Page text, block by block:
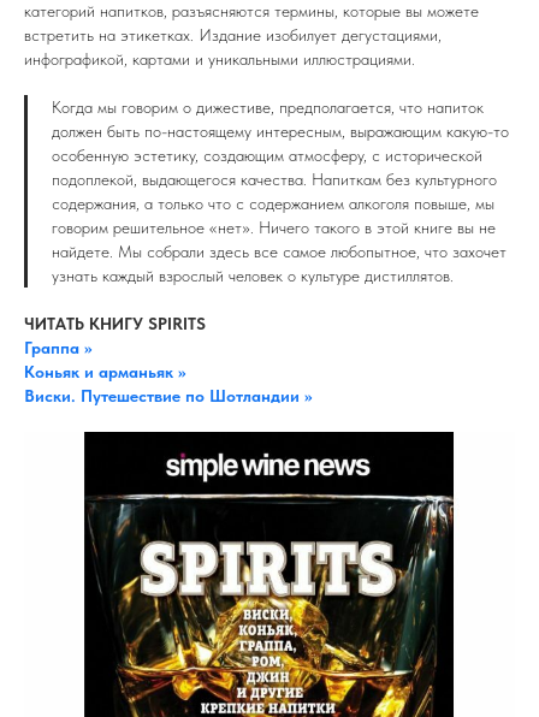
категорий напитков, разъясняются термины, которые вы можете
встретить на этикетках. Издание изобилует дегустациями,
инфографикой, картами и уникальными иллюстрациями.
Когда мы говорим о дижестиве, предполагается, что напиток
должен быть по-настоящему интересным, выражающим какую-то
особенную эстетику, создающим атмо­сферу, с исторической
подоплекой, выдающегося качества. Напиткам без культурного
содержания, а только что с содержанием алкоголя повыше, мы
говорим решительное «нет». Ничего такого в этой книге вы не
найдете. Мы собрали здесь все самое любопытное, что захочет
узнать каждый взрослый человек о культуре дистиллятов.
ЧИТАТЬ КНИГУ SPIRITS
Граппа >>
Коньяк и арманьяк >>
Виски. Путешествие по Шотландии >>